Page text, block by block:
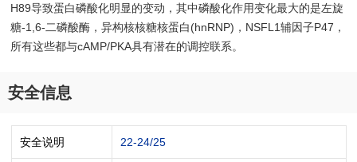
H89导致蛋白磷酸化明显的变动，其中磷酸化作用变化最大的是左旋
糖-1,6-二磷酸酶，异构核核糖核蛋白(hnRNP)，NSFL1辅因子P47，
所有这些都与cAMP/PKA具有潜在的调控联系。
安全信息
安全说明 22-24/25